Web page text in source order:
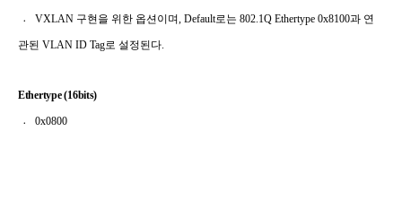
VXLAN 구현을 위한 옵션이며, Default로는 802.1Q Ethertype 0x8100과 연
관된 VLAN ID Tag로 설정된다.
Ethertype (16bits)
0x0800